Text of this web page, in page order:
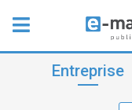
Entreprise